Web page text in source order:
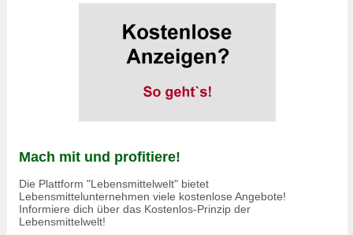
Mach mit und profitiere!
Die Plattform "Lebensmittelwelt" bietet
Lebensmittelunternehmen viele kostenlose Angebote!
Informiere dich über das Kostenlos-Prinzip der
Lebensmittelwelt!